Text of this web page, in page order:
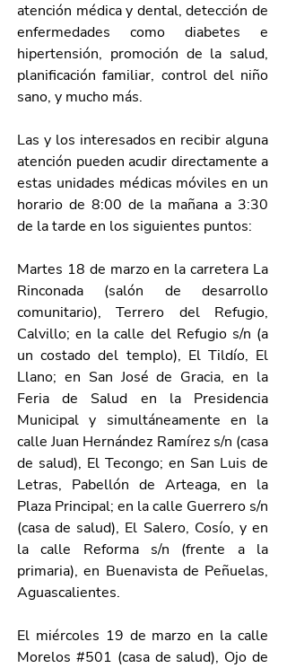
atención médica y dental, detección de
enfermedades como diabetes e
hipertensión, promoción de la salud,
planificación familiar, control del niño
sano, y mucho más.
Las y los interesados en recibir alguna
atención pueden acudir directamente a
estas unidades médicas móviles en un
horario de 8:00 de la mañana a 3:30
de la tarde en los siguientes puntos:
Martes 18 de marzo en la carretera La
Rinconada (salón de desarrollo
comunitario), Terrero del Refugio,
Calvillo; en la calle del Refugio s/n (a
un costado del templo), El Tildío, El
Llano; en San José de Gracia, en la
Feria de Salud en la Presidencia
Municipal y simultáneamente en la
calle Juan Hernández Ramírez s/n (casa
de salud), El Tecongo; en San Luis de
Letras, Pabellón de Arteaga, en la
Plaza Principal; en la calle Guerrero s/n
(casa de salud), El Salero, Cosío, y en
la calle Reforma s/n (frente a la
primaria), en Buenavista de Peñuelas,
Aguascalientes.
El miércoles 19 de marzo en la calle
Morelos #501 (casa de salud), Ojo de